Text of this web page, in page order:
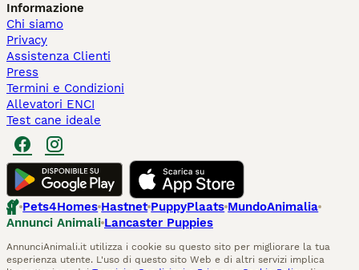
Informazione
Chi siamo
Privacy
Assistenza Clienti
Press
Termini e Condizioni
Allevatori ENCI
Test cane ideale
Pets4Homes Hastnet PuppyPlaats MundoAnimalia
Annunci Animali Lancaster Puppies
AnnunciAnimali.it utilizza i cookie su questo sito per migliorare la tua
esperienza utente. L'uso di questo sito Web e di altri servizi implica